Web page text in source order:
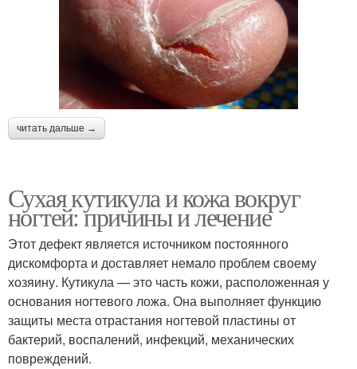
читать дальше →
Сухая кутикула и кожа вокруг
ногтей: причины и лечение
Этот дефект является источником постоянного
дискомфорта и доставляет немало проблем своему
хозяину. Кутикула — это часть кожи, расположенная у
основания ногтевого ложа. Она выполняет функцию
защиты места отрастания ногтевой пластины от
бактерий, воспалений, инфекций, механических
повреждений.